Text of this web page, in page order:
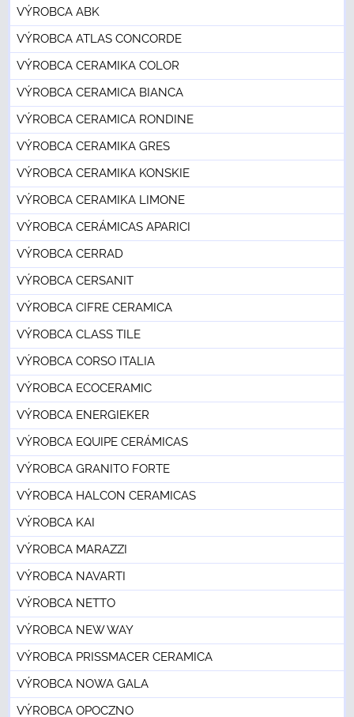
VÝROBCA ABK
VÝROBCA ATLAS CONCORDE
VÝROBCA CERAMIKA COLOR
VÝROBCA CERAMICA BIANCA
VÝROBCA CERAMICA RONDINE
VÝROBCA CERAMIKA GRES
VÝROBCA CERAMIKA KONSKIE
VÝROBCA CERAMIKA LIMONE
VÝROBCA CERÁMICAS APARICI
VÝROBCA CERRAD
VÝROBCA CERSANIT
VÝROBCA CIFRE CERAMICA
VÝROBCA CLASS TILE
VÝROBCA CORSO ITALIA
VÝROBCA ECOCERAMIC
VÝROBCA ENERGIEKER
VÝROBCA EQUIPE CERÁMICAS
VÝROBCA GRANITO FORTE
VÝROBCA HALCON CERAMICAS
VÝROBCA KAI
VÝROBCA MARAZZI
VÝROBCA NAVARTI
VÝROBCA NETTO
VÝROBCA NEW WAY
VÝROBCA PRISSMACER CERAMICA
VÝROBCA NOWA GALA
VÝROBCA OPOCZNO